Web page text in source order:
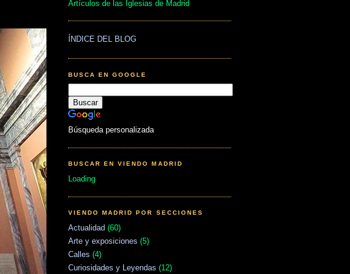
Artículos de las Iglesias de Madrid
ÍNDICE DEL BLOG
BUSCA EN GOOGLE
Búsqueda personalizada
BUSCAR EN VIENDO MADRID
Loading
VIENDO MADRID POR SECCIONES
Actualidad (60)
Arte y exposiciones (5)
Calles (4)
Curiosidades y Leyendas (12)